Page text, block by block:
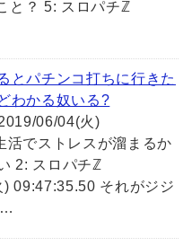
と？ 5: スロパチℤ
とパチンコ打ちに行きた
わかる奴いる?
06/04(火)
活でストレスが溜まるか
2: スロパチℤ
09:47:35.50 それがジジ
…